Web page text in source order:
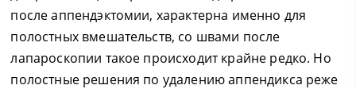
после аппендэктомии, характерна именно для
полостных вмешательств, со швами после
лапароскопии такое происходит крайне редко. Но
полостные решения по удалению аппендикса реже